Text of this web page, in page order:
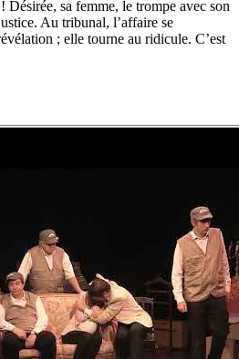
sa femme, le trompe avec son
Au tribunal, l’affaire se
; elle tourne au ridicule. C’est